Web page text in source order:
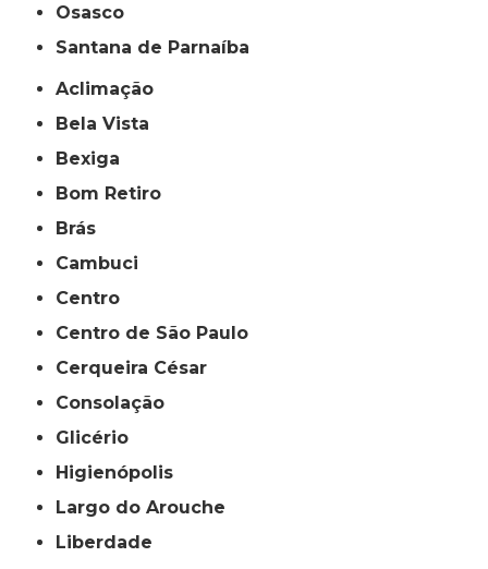
Osasco
Santana de Parnaíba
Aclimação
Bela Vista
Bexiga
Bom Retiro
Brás
Cambuci
Centro
Centro de São Paulo
Cerqueira César
Consolação
Glicério
Higienópolis
Largo do Arouche
Liberdade